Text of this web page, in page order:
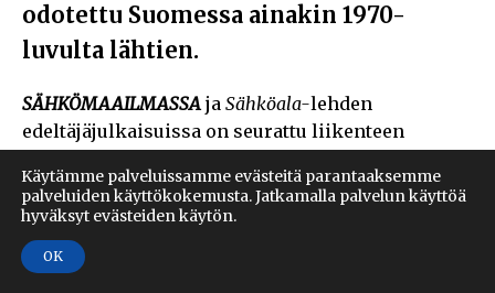
odotettu Suomessa ainakin 1970-
luvulta lähtien.
SÄHKÖMAAILMASSA ja Sähköala-lehden
edeltäjäjulkaisuissa on seurattu liikenteen
Sähköala-lehden arkiston vanhin sähköauton
kuva on vuodelta 1970. Rasterisessa kuvassa
kerrotaan, että Helsingin kaupungin sähkölaitos
esitteli Saab 95 -farmariauton sähköiseksi
Käytämme palveluissamme evästeitä parantaaksemme
palveluiden käyttökokemusta. Jatkamalla palvelun käyttöä
hyväksyt evästeiden käytön.
OK